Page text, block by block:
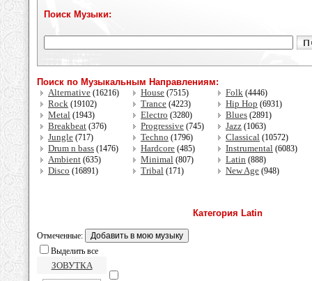
Поиск Музыки:
Поиск по Музыкальным Направлениям:
Alternative (16216) House (7515) Folk (4446)
Rock (19102) Trance (4223) Hip Hop (6931)
Metal (1943) Electro (3280) Blues (2891)
Breakbeat (376) Progressive (745) Jazz (1063)
Jungle (717) Techno (1796) Classical (10572)
Drum n bass (1476) Hardcore (485) Instrumental (6083)
Ambient (635) Minimal (807) Latin (888)
Disco (16891) Tribal (171) New Age (948)
Категория Latin
Отмеченные:
Выделить все
ЗОВУТКА